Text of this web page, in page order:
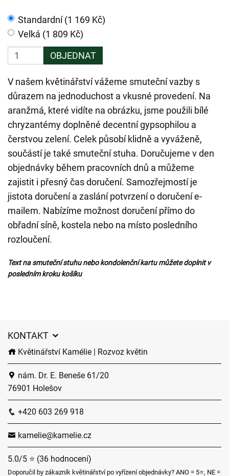
Standardní (1 169 Kč)
Velká (1 809 Kč)
OBJEDNAT
V našem květinářství vážeme smuteční vazby s
důrazem na jednoduchost a vkusné provedení. Na
aranžmá, které vidíte na obrázku, jsme použili bílé
chryzantémy doplněné decentní gypsophilou a
čerstvou zelení. Celek působí klidně a vyváženě,
součástí je také smuteční stuha. Doručujeme v den
objednávky během pracovních dnů a můžeme
zajistit i přesný čas doručení. Samozřejmostí je
jistota doručení a zaslání potvrzení o doručení e-
mailem. Nabízíme možnost doručení přímo do
obřadní síně, kostela nebo na místo posledního
rozloučení.
Text na smuteční stuhu nebo kondolenční kartu můžete doplnit v
posledním kroku košíku
KONTAKT
Květinářství Kamélie | Rozvoz květin
nám. Dr. E. Beneše 61/20
76901 Holešov
+420 603 269 918
kamelie@kamelie.cz
5.0/5 ⭐ (36 hodnocení)
Doporučil by zákazník květinářství po vyřízení objednávky? ANO = 5⭐, NE =